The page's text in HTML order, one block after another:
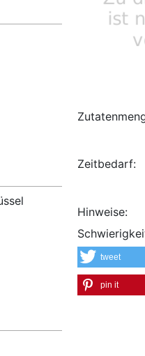
Zeitbedarf:
Hinweise:
tweet
pin it